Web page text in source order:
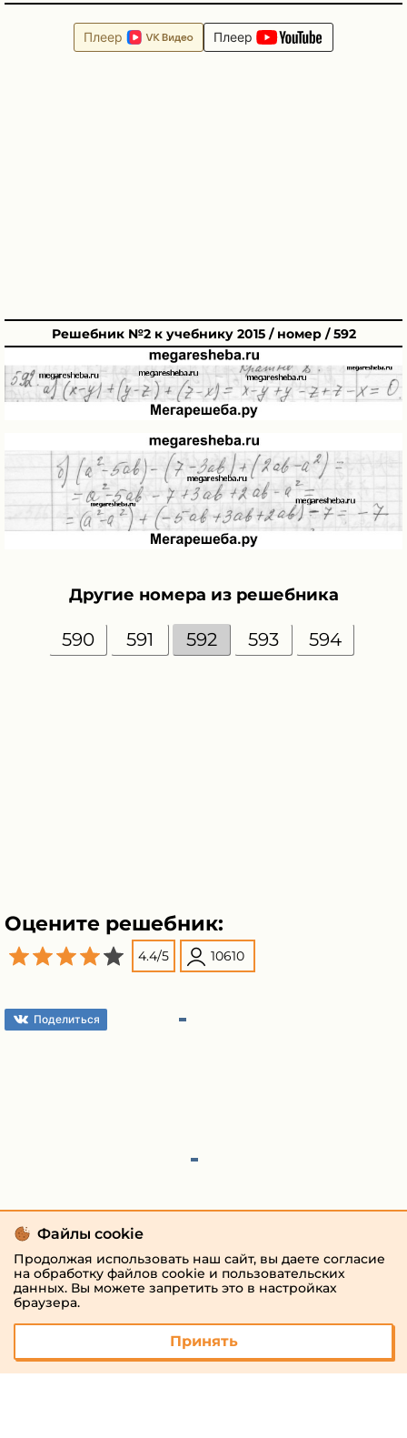
Плеер Плеер
Решебник №2 к учебнику 2015 / номер / 592
Другие номера из решебника
590 591 592 593 594
Оцените решебник:
4.4/5 10610
Поделиться
Файлы cookie
Продолжая использовать наш сайт, вы даете согласие
на обработку файлов cookie и пользовательских
данных. Вы можете запретить это в настройках
браузера.
Принять